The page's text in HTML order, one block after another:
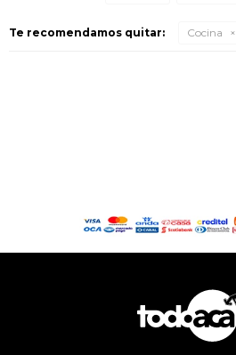
Te recomendamos quitar: Cocina